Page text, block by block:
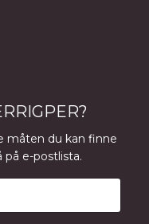
måten du kan finne
på e-postlista.